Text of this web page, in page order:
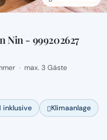
Nin - 999202627
· max. 3 Gäste
inklusive
Klimaanlage